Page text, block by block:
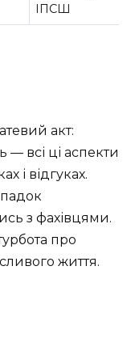
ІПСШ
акт:
— всі ці аспекти
і відгуках.
з фахівцями.
про
життя.